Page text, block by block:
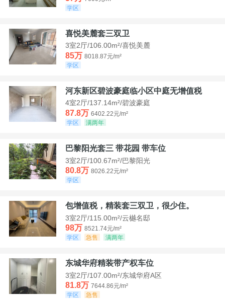
学区
喜悦美麓套三双卫
3室2厅/106.00m²/喜悦美麓
85万 8018.87元/m²
学区
河东新区碧波豪庭临小区中庭无增值税
4室2厅/137.14m²/碧波豪庭
87.8万 6402.22元/m²
学区
满两年
巴黎阳光套三 带花园 带车位
3室2厅/100.67m²/巴黎阳光
80.8万 8026.22元/m²
学区
包增值税，精装套三双卫，很少住。
3室2厅/115.00m²/云樾名邸
98万 8521.74元/m²
学区
急售 满两年
东城华府精装带产权车位
3室2厅/107.00m²/东城华府A区
81.8万 7644.86元/m²
学区
急售